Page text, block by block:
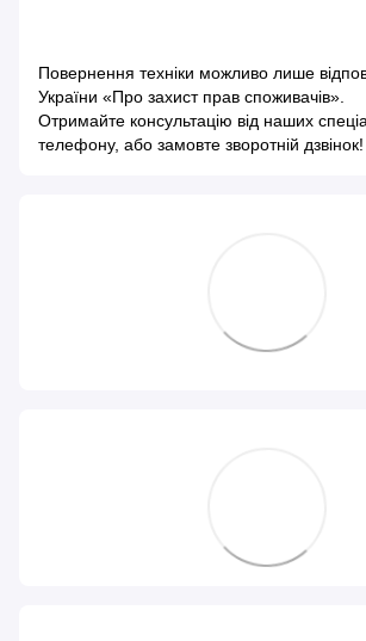
Повернення техніки можливо лише
України «Про захист прав споживачів».
Отримайте консультацію від наших
телефону, або замовте зворотній дзвінок!